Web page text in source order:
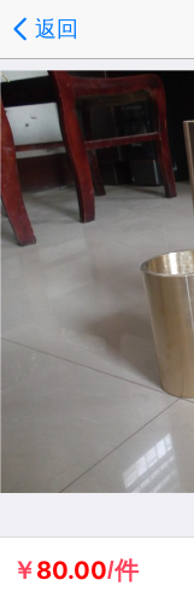
返回
￥80.00/件